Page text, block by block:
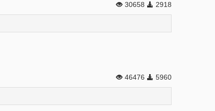
30658 2918
46476 5960